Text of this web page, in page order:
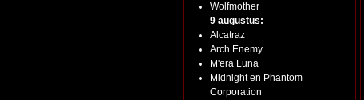
Wolfmother
9 augustus:
Alcatraz
Arch Enemy
M'era Luna
Midnight en Phantom
Corporation